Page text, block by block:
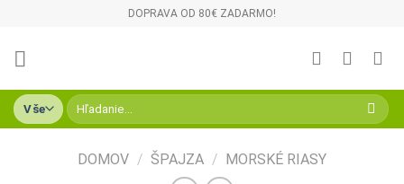
content
DOPRAVA OD 80€ ZADARMO!
Hľadať:
DOMOV / ŠPAJZA / MORSKÉ RIASY